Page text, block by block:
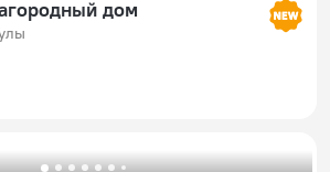
дом